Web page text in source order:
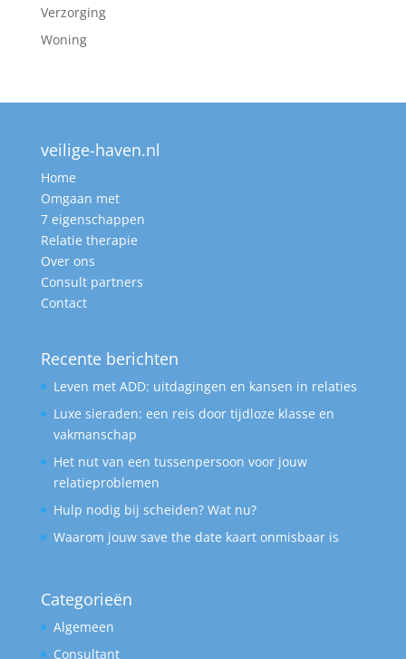
Verzorging
Woning
veilige-haven.nl
Home
Omgaan met
7 eigenschappen
Relatie therapie
Over ons
Consult partners
Contact
Recente berichten
Leven met ADD: uitdagingen en kansen in relaties
Luxe sieraden: een reis door tijdloze klasse en
vakmanschap
Het nut van een tussenpersoon voor jouw
relatieproblemen
Hulp nodig bij scheiden? Wat nu?
Waarom jouw save the date kaart onmisbaar is
Categorieën
Algemeen
Consultant